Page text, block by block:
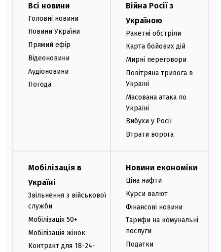
Всі новини
Головні новини
Новини України
Прямий ефір
Відеоновини
Аудіоновини
Погода
Війна Росії з
Україною
Ракетні обстріли
Карта бойових дій
Мирні переговори
Повітряна тривога в
Україні
Масована атака по
Україні
Вибухи у Росії
Втрати ворога
Мобілізація в
Україні
Звільнення з військової
служби
Мобілізація 50+
Мобілізація жінок
Контракт для 18-24-
Новини економіки
Ціна нафти
Курси валют
Фінансові новини
Тарифи на комунальні
послуги
Податки